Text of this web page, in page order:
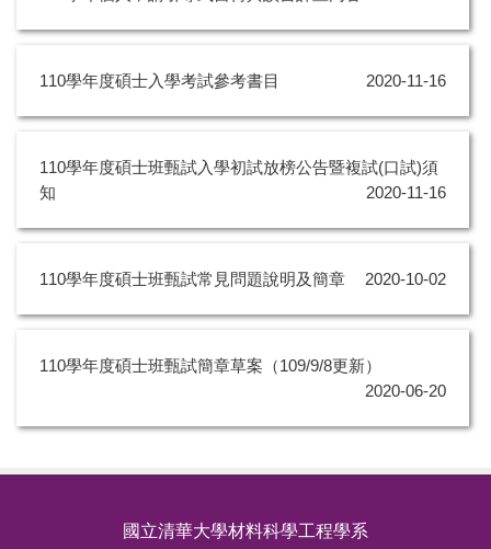
110學年度碩士入學考試參考書目 2020-11-16
110學年度碩⼠班甄試入學初試放榜公告暨複試(⼝試)須
知
2020-11-16
110學年度碩⼠班甄試常⾒問題說明及簡章 2020-10-02
110學年度碩士班甄試簡章草案（109/9/8更新）
2020-06-20
國立清華大學材料科學工程學系